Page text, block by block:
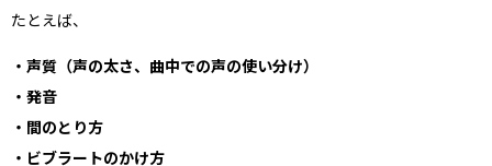
たとえば、
・声質（声の太さ、曲中での声の使い分け）
・発音
・間のとり方
・ビブラートのかけ方